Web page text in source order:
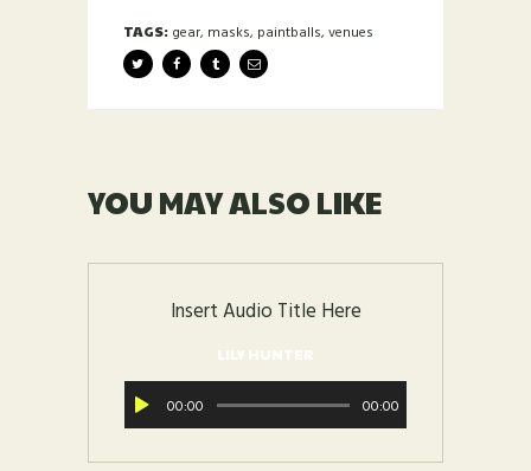
TAGS: gear, masks, paintballs, venues
YOU MAY ALSO LIKE
Insert Audio Title Here
LILY HUNTER
Audio-
Player
00:00 00:00